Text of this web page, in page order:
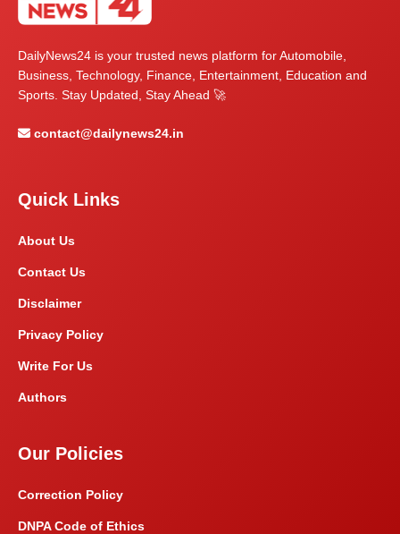
DailyNews24 is your trusted news platform for Automobile,
Business, Technology, Finance, Entertainment, Education and
Sports. Stay Updated, Stay Ahead 🚀
contact@dailynews24.in
Quick Links
About Us
Contact Us
Disclaimer
Privacy Policy
Write For Us
Authors
Our Policies
Correction Policy
DNPA Code of Ethics